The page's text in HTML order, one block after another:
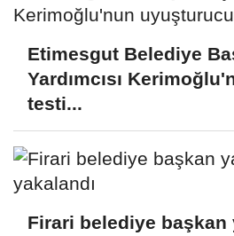
Etimesgut Belediye
Yardımcısı
testi...
Firari belediye başkan